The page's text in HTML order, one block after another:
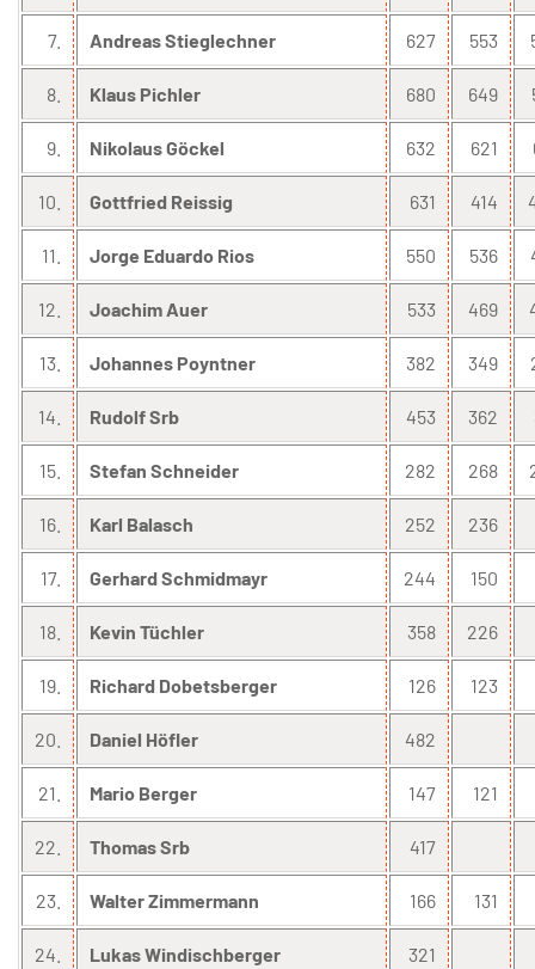
7. Andreas Stieglechner 627 553
8. Klaus Pichler 680 649
9. Nikolaus Göckel 632 621
10. Gottfried Reissig 631 414
11. Jorge Eduardo Rios 550 536
12. Joachim Auer 533 469
13. Johannes Poyntner 382 349
14. Rudolf Srb 453 362
15. Stefan Schneider 282 268
16. Karl Balasch 252 236
17. Gerhard Schmidmayr 244 150
18. Kevin Tüchler 358 226
19. Richard Dobetsberger 126 123
20. Daniel Höfler 482
21. Mario Berger 147 121
22. Thomas Srb 417
23. Walter Zimmermann 166 131
24. Lukas Windischberger 321